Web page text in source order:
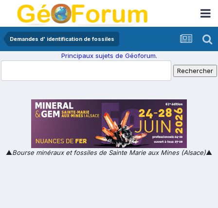
Demandes d' identification de fossiles
Principaux sujets de Géoforum.
▲Bourse minéraux et fossiles de Sainte Marie aux Mines (Alsace)▲